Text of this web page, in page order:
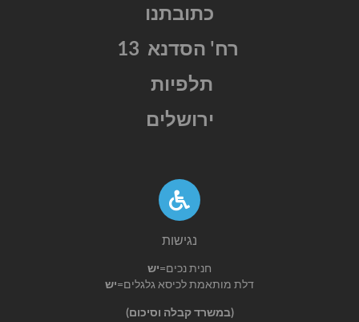
כתובתנו
רח' הסדנא 13
תלפיות
ירושלים
נגישות
חנית נכים=יש
דלת מותאמת לכיסא גלגלים=יש
(במשרד קבלה וסיכום)